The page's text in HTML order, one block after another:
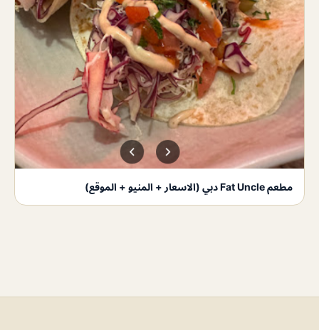
مطعم Fat Uncle دبي (الاسعار + المنيو + الموقع)